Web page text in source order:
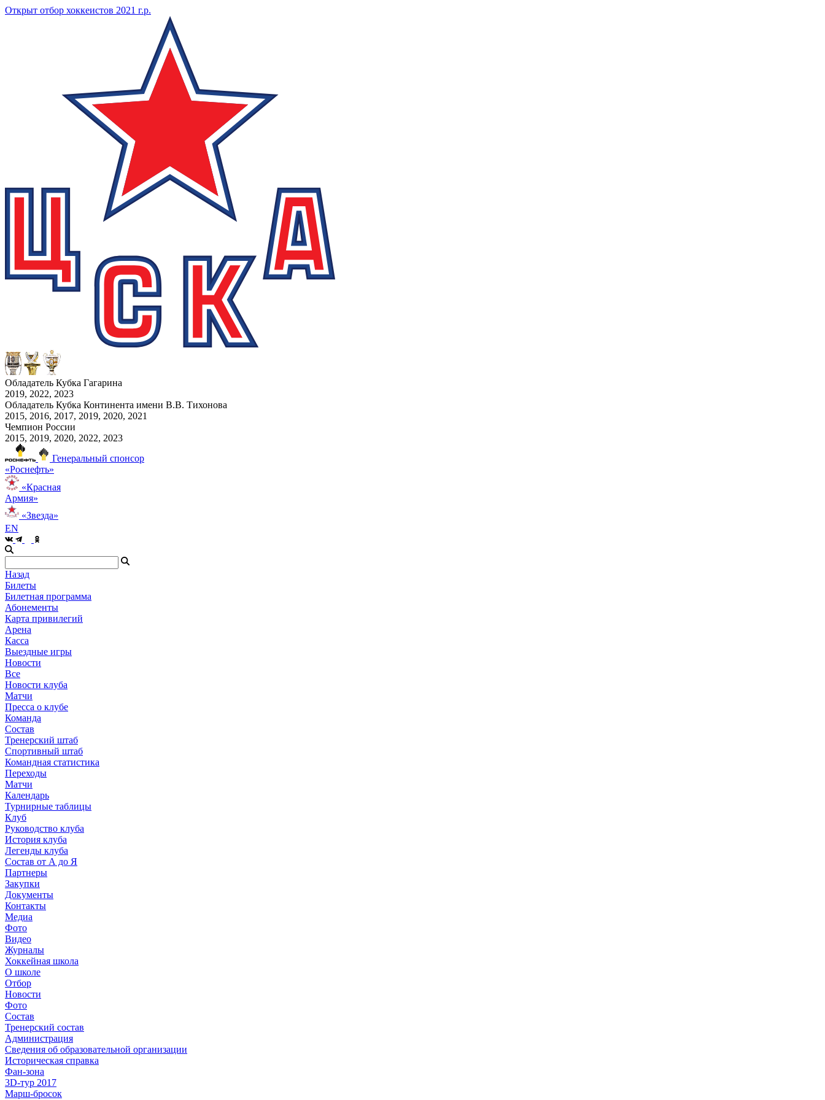
Открыт отбор хоккеистов 2021 г.р.
Обладатель Кубка Гагарина
2019, 2022, 2023
Обладатель Кубка Континента имени В.В. Тихонова
2015, 2016, 2017, 2019, 2020, 2021
Чемпион России
2015, 2019, 2020, 2022, 2023
Генеральный спонсор
«Роснефть»
«Красная
Армия»
«Звезда»
EN
Назад
Билеты
Билетная программа
Абонементы
Карта привилегий
Арена
Касса
Выездные игры
Новости
Все
Новости клуба
Матчи
Пресса о клубе
Команда
Состав
Тренерский штаб
Спортивный штаб
Командная статистика
Переходы
Матчи
Календарь
Турнирные таблицы
Клуб
Руководство клуба
История клуба
Легенды клуба
Состав от А до Я
Партнеры
Закупки
Документы
Контакты
Медиа
Фото
Видео
Журналы
Хоккейная школа
О школе
Отбор
Новости
Фото
Состав
Тренерский состав
Администрация
Сведения об образовательной организации
Историческая справка
Фан-зона
3D-тур 2017
Марш-бросок